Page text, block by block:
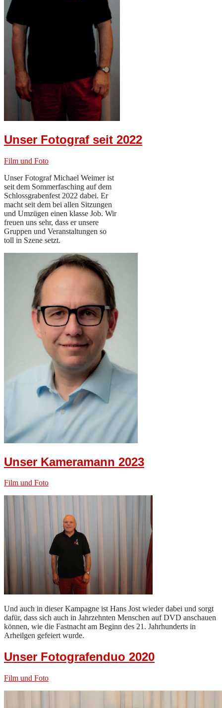
Unser Fotograf seit 2022
Film und Foto
Unser Fotograf Michael Weimer ist
seit dem Sommerfasching auf dem
Schlossgrabenfest 2022 dabei. Er
macht seit dem bei allen Sitzungen
und Umzügen einen klasse Job. Wir
freuen uns sehr, dass er unsere
Gruppen und Veranstaltungen so
toll in Szene setzt.
Unser Kameramann 2023
Film und Foto
Und auch in dieser Kampagne ist Hans Jost wieder dabei und sorgt
dafür, dass sich auch in Jahrzehnten Menschen auf DVD anschauen
können, wie die Fastnacht am Beginn des 21. Jahrhunderts in
Arheilgen gefeiert wurde.
Unser Fotografenduo 2020
Film und Foto